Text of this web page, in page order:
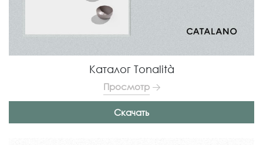
Каталог Tonalità
Просмотр
Скачать